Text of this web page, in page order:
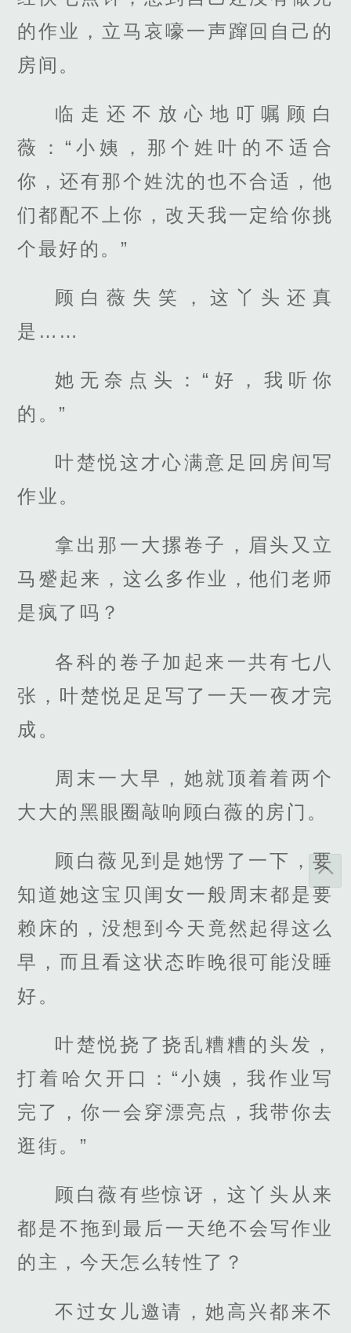
的作业，立马哀嚎一声蹿回自己的
房间。
临走还不放心地叮嘱顾白
薇：“小姨，那个姓叶的不适合
你，还有那个姓沈的也不合适，他
们都配不上你，改天我一定给你挑
个最好的。”
顾白薇失笑，这丫头还真
是……
她无奈点头：“好，我听你
的。”
叶楚悦这才心满意足回房间写
作业。
拿出那一大摞卷子，眉头又立
马蹙起来，这么多作业，他们老师
是疯了吗？
各科的卷子加起来一共有七八
张，叶楚悦足足写了一天一夜才完
成。
周末一大早，她就顶着着两个
大大的黑眼圈敲响顾白薇的房门。
顾白薇见到是她愣了一下，要
知道她这宝贝闺女一般周末都是要
赖床的，没想到今天竟然起得这么
早，而且看这状态昨晚很可能没睡
好。
叶楚悦挠了挠乱糟糟的头发，
打着哈欠开口：“小姨，我作业写
完了，你一会穿漂亮点，我带你去
逛街。”
顾白薇有些惊讶，这丫头从来
都是不拖到最后一天绝不会写作业
的主，今天怎么转性了？
不过女儿邀请，她高兴都来不